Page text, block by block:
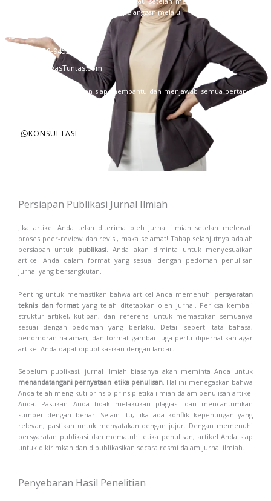
dapat menghubungi tim dukungan pelanggan melalui:
+62 858-9452-5108
www.TugasTuntas.com
Tim dukungan pelanggan siap membantu dan menjawab semua pertanyaan
KONSULTASI
Persiapan Publikasi Jurnal Ilmiah
Jika artikel Anda telah diterima oleh jurnal ilmiah setelah melewati
proses peer-review dan revisi, maka selamat! Tahap selanjutnya adalah
persiapan untuk publikasi. Anda akan diminta untuk menyesuaikan
artikel Anda dalam format yang sesuai dengan pedoman penulisan
jurnal yang bersangkutan.
Penting untuk memastikan bahwa artikel Anda memenuhi persyaratan
teknis dan format yang telah ditetapkan oleh jurnal. Periksa kembali
struktur artikel, kutipan, dan referensi untuk memastikan semuanya
sesuai dengan pedoman yang berlaku. Detail seperti tata bahasa,
penomoran halaman, dan format gambar juga perlu diperhatikan agar
artikel Anda dapat dipublikasikan dengan lancar.
Sebelum publikasi, jurnal ilmiah biasanya akan meminta Anda untuk
menandatangani pernyataan etika penulisan. Hal ini menegaskan bahwa
Anda telah mengikuti prinsip-prinsip etika ilmiah dalam penulisan artikel
Anda. Pastikan Anda tidak melakukan plagiasi dan mencantumkan
sumber dengan benar. Selain itu, jika ada konflik kepentingan yang
relevan, pastikan untuk menyatakan dengan jujur. Dengan memenuhi
persyaratan publikasi dan mematuhi etika penulisan, artikel Anda siap
untuk dikirimkan dan dipublikasikan secara resmi dalam jurnal ilmiah.
Penyebaran Hasil Penelitian